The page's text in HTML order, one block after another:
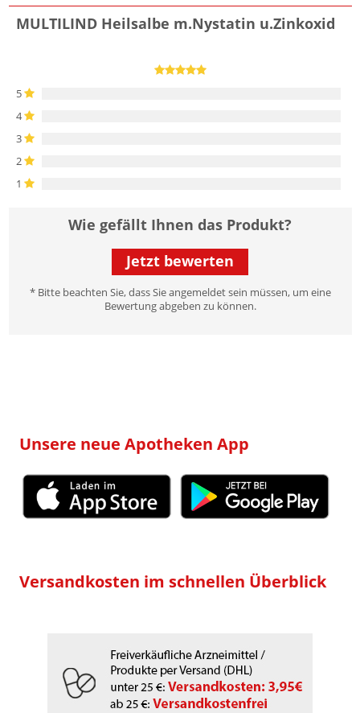
MULTILIND Heilsalbe m.Nystatin u.Zinkoxid
5
4
3
2
1
Wie gefällt Ihnen das Produkt?
Jetzt bewerten
* Bitte beachten Sie, dass Sie angemeldet sein müssen, um eine
Bewertung abgeben zu können.
Unsere neue Apotheken App
Versandkosten im schnellen Überblick